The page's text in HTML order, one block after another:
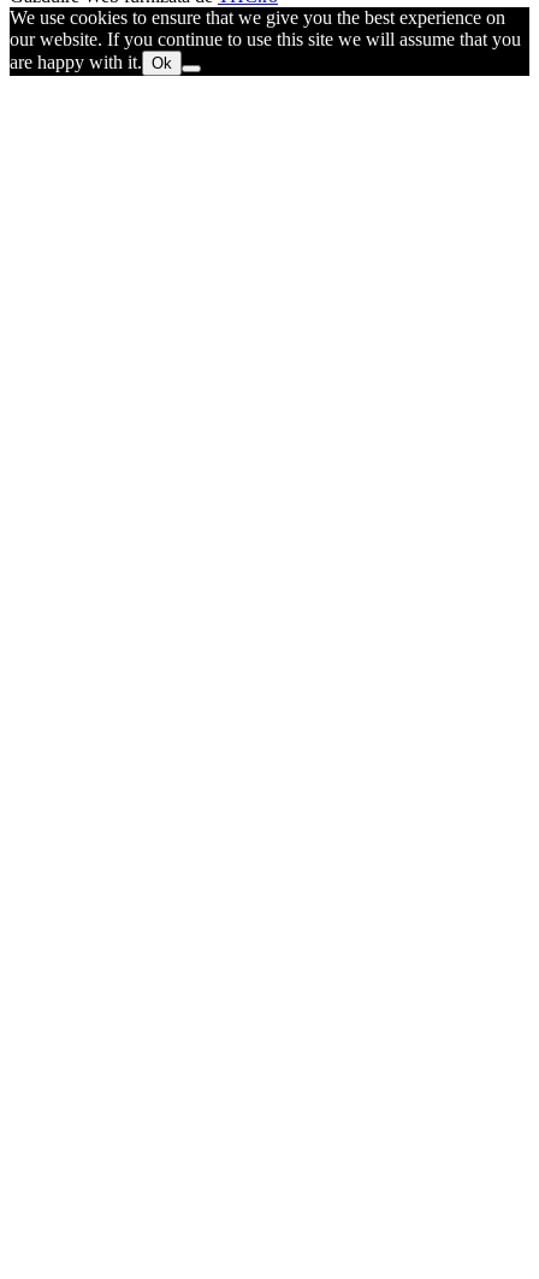
We use cookies to ensure that we give you the best experience on
our website. If you continue to use this site we will assume that you
are happy with it. Ok